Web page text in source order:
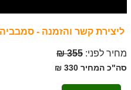
ליצירת קשר והזמנה - סמבביה 052-4860131 המחיר כולל את
מחיר לפני:
355 ₪
סה"כ המחיר 330 ₪